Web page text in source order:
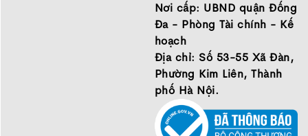
Nơi cấp: UBND quận Đống
Đa - Phòng Tài chính - Kế
hoạch
Địa chỉ: Số 53-55 Xã Đàn,
Phường Kim Liên, Thành
phố Hà Nội.